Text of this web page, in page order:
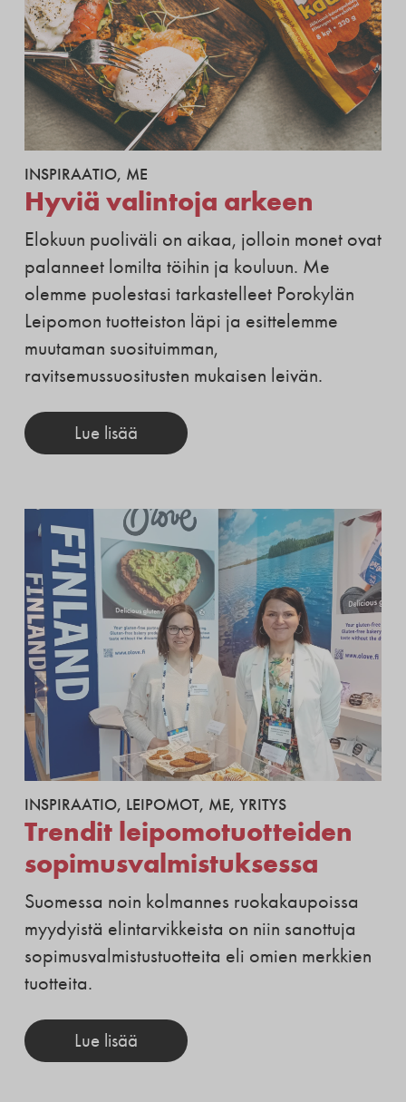
INSPIRAATIO, ME
Hyviä valintoja arkeen
Elokuun puoliväli on aikaa, jolloin monet ovat
palanneet lomilta töihin ja kouluun. Me
olemme puolestasi tarkastelleet Porokylän
Leipomon tuotteiston läpi ja esittelemme
muutaman suosituimman,
ravitsemussuositusten mukaisen leivän.
Lue lisää
INSPIRAATIO, LEIPOMOT, ME, YRITYS
Trendit leipomotuotteiden
sopimusvalmistuksessa
Suomessa noin kolmannes ruokakaupoissa
myydyistä elintarvikkeista on niin sanottuja
sopimusvalmistustuotteita eli omien merkkien
tuotteita.
Lue lisää